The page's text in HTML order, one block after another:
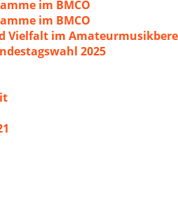
im BMCO
im BMCO
Vielfalt im
2025